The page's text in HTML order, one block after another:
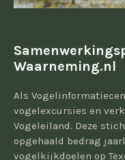
Waarneming.nl
Als
vogelexcursies en
Vogeleiland. Deze
opgehaald bedrag
vogelkijkdoelen op